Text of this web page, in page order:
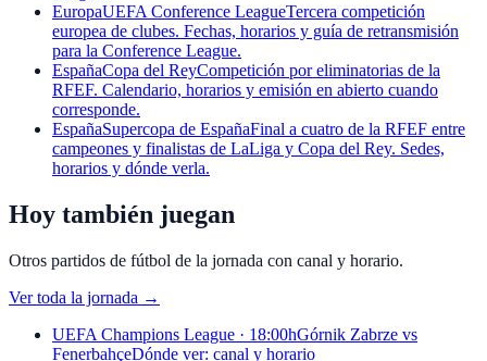
EuropaUEFA Conference LeagueTercera competición
europea de clubes. Fechas, horarios y guía de retransmisión
para la Conference League.
EspañaCopa del ReyCompetición por eliminatorias de la
RFEF. Calendario, horarios y emisión en abierto cuando
corresponde.
EspañaSupercopa de EspañaFinal a cuatro de la RFEF entre
campeones y finalistas de LaLiga y Copa del Rey. Sedes,
horarios y dónde verla.
Hoy también juegan
Otros partidos de fútbol de la jornada con canal y horario.
Ver toda la jornada →
UEFA Champions League · 18:00hGórnik Zabrze vs
FenerbahçeDónde ver: canal y horario